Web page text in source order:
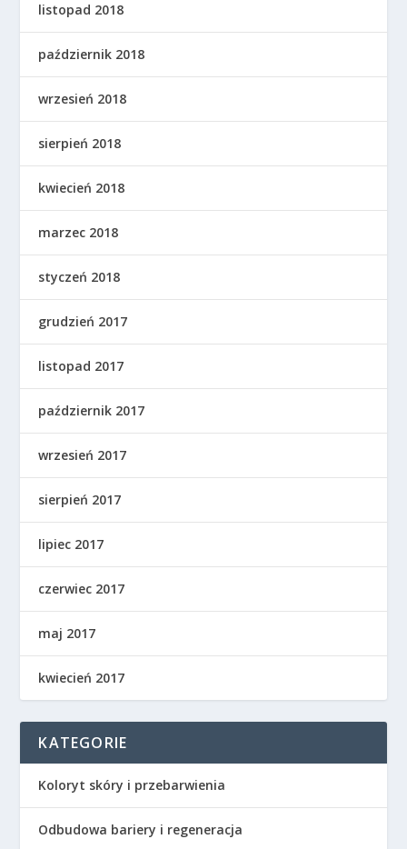
listopad 2018
październik 2018
wrzesień 2018
sierpień 2018
kwiecień 2018
marzec 2018
styczeń 2018
grudzień 2017
listopad 2017
październik 2017
wrzesień 2017
sierpień 2017
lipiec 2017
czerwiec 2017
maj 2017
kwiecień 2017
KATEGORIE
Koloryt skóry i przebarwienia
Odbudowa bariery i regeneracja